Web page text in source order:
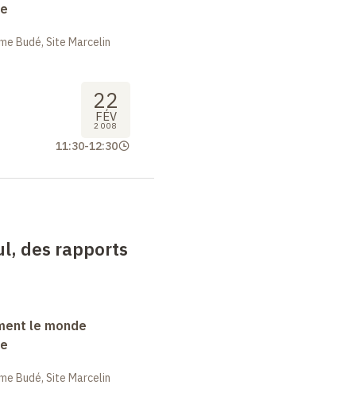
Budé, Site Marcelin
22
FÉV
2008
11:30-12:30
des rapports
le monde
Budé, Site Marcelin